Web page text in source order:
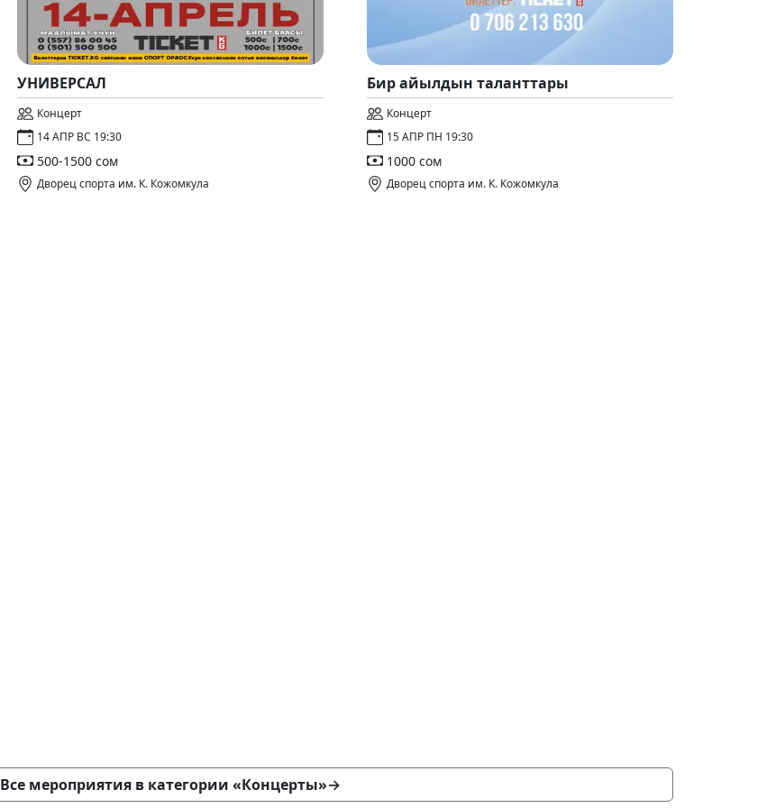
УНИВЕРСАЛ
Концерт
14 АПР ВС 19:30
500-1500 сом
Дворец спорта им. К. Кожомкула
Бир айылдын таланттары
Концерт
15 АПР ПН 19:30
1000 сом
Дворец спорта им. К. Кожомкула
Все мероприятия в категории «Концерты»→